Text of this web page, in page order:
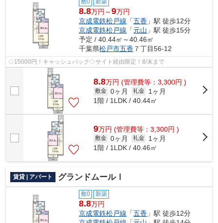
敷0 新築
8.8万円～9万円
京成電鉄松戸線 「五香 」駅 徒歩12分
京成電鉄松戸線 「元山 」駅 徒歩15分
予定 / 40.44㎡～40.46㎡
千葉県松戸市五香 ７丁目56-12
◇15000円！キャッシュバック◇サイト経由限定！8/末まで
8.8万円 (管理費等：3,300円 )
敷金 0ヶ月 礼金
1ヶ月
1階 / 1LDK / 40.44㎡
9万円 (管理費等：3,300円 )
敷金 0ヶ月 礼金
1ヶ月
1階 / 1LDK / 40.46㎡
賃貸 | アパート グランドムールⅠ
敷0 新築
8.8万円
京成電鉄松戸線 「五香 」駅 徒歩12分